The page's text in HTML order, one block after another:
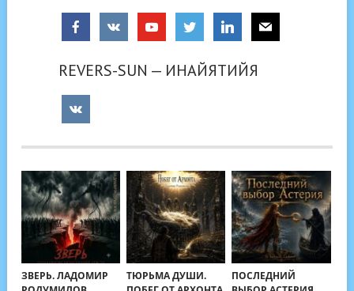
REVERS-SUN — ИНАЙЯТИЙЯ
ЗВЕРЬ. ЛАДОМИР
ТЮРЬМА ДУШИ.
ПОСЛЕДНИЙ